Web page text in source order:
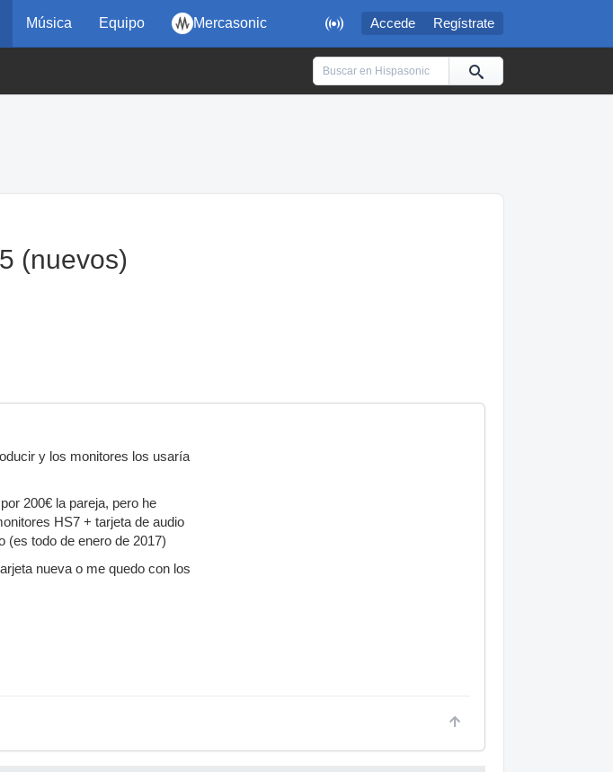
 Accede Regístrate
Música Equipo Mercasonic
(nuevos)
y los monitores los usaría
200€ la pareja, pero he
HS7 + tarjeta de audio
(es todo de enero de 2017)
nueva o me quedo con los